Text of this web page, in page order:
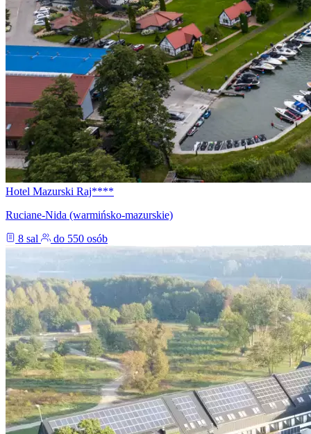
Hotel Mazurski Raj****
Ruciane-Nida (warmińsko-mazurskie)
8 sal
do 550 osób